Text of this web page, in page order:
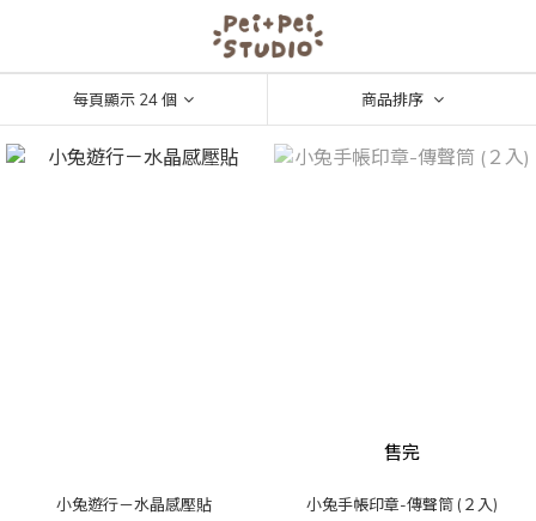
每頁顯示 24 個 商品排序
小兔遊行－水晶感壓貼
售完
小兔手帳印章-傳聲筒 (２入)